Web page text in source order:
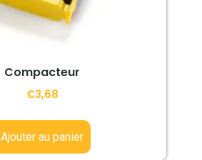
Compacteur
€3,68
Ajouter au panier